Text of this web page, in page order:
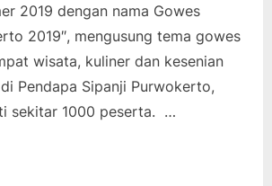
2019 dengan nama Gowes
2019″, mengusung tema gowes
wisata, kuliner dan kesenian
Pendapa Sipanji Purwokerto,
sekitar 1000 peserta. …